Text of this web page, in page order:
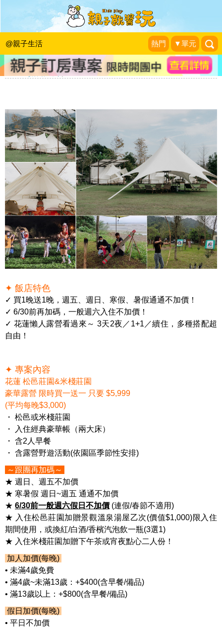
@親子生活 熱門 ▼單元
買一晚送一晚，6/30前一般週六入住不
加價！花蓮松邑+米棧豪華露營，兩晚
只要$5999~
KidsPlay活動企劃|2024-01-18
✦ 飯店特色
✓ 買1晚送1晚，週五、週日、寒假、暑假通通不加價！
✓ 6/30前再加碼 ， 一般週六入住不加價！
✓ 花蓮懶人露營看過來～ 3天2夜／ 1+1／續住，多種搭配超
自由！
✦ 專案內容
花蓮 松邑莊園&米棧莊園
豪華露營 限時買一送一 只要 $5,999
(平均每晚$3,000)
・ 松邑或米棧莊園
・ 入住經典豪華帳（兩大床）
・ 含2人早餐
・ 含露營野遊活動(依園區季節性安排)
～跟團再加碼～
★ 週日、週五不加價
★ 寒暑假 週日~週五 通通不加價
★ 6/30前一般週六假日不加價 (連假/春節不適用)
★ 入住松邑莊園加贈景觀溫泉湯屋乙次(價值$1,000)限入住
期間使用，或換紅/白酒/香檳汽泡飲一瓶(3選1)
★ 入住米棧莊園加贈下午茶或宵夜點心二人份！
加人加價(每晚)
• 未滿4歲免費
• 滿4歲~未滿13歲：+$400(含早餐/備品)
• 滿13歲以上：+$800(含早餐/備品)
假日加價(每晚)
• 平日不加價